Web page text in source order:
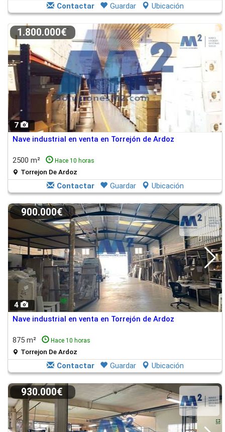
Contactar Guardar Ubicación
7
1.800.000€
Nave industrial en venta en Torrejón de Ardoz
2500 m² Hace 10 horas
Torrejon De Ardoz
Contactar Guardar Ubicación
4
900.000€
Nave industrial en venta en Torrejón de Ardoz
875 m² Hace 10 horas
Torrejon De Ardoz
Contactar Guardar Ubicación
930.000€